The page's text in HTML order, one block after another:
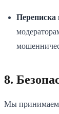
Переписка
8.
Мы принимаем